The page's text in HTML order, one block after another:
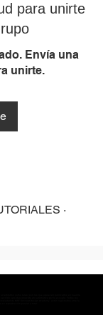
para unirte
Envía una
unirte.
·